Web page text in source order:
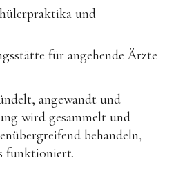
und
für angehende Ärzte
angewandt und
wird gesammelt und
behandeln,
funktioniert.